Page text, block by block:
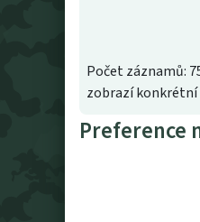
Počet záznamů:
zobrazí konkrétní
Preference